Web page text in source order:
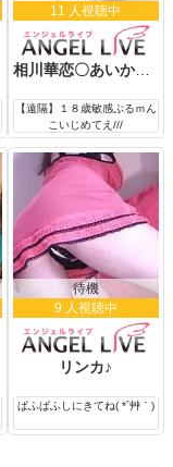
11 人視聴中
相川華恋〇あいかわかれん
【遠隔】１８歳敏感ぷるｍん
こいじめてえ///
待機
9 人視聴中
リンカ♪
ぱふぱふしにきてね( *´艸｀)